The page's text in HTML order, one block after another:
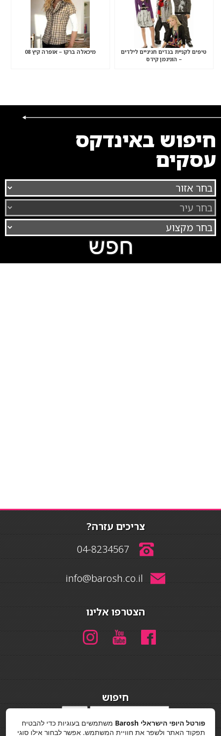
טיפים לקניית בגדים חגיגיים לילדים
– הוניגמן קידס
מיכאלה ברקו – אופרה קיץ 08
חיפוש באינדקס
עסקים
צריכים עזרה?
04-8234567
info@barosh.co.il
הצטרפו אלינו
חיפוש
מדיניות פרטיות
פורטל היופי הישראלי Barosh
משתמשים בעוגיות כדי להבטיח
תפקוד האתר ולשפר את חוויית המשתמש. אפשר לבחור אילו סוגי